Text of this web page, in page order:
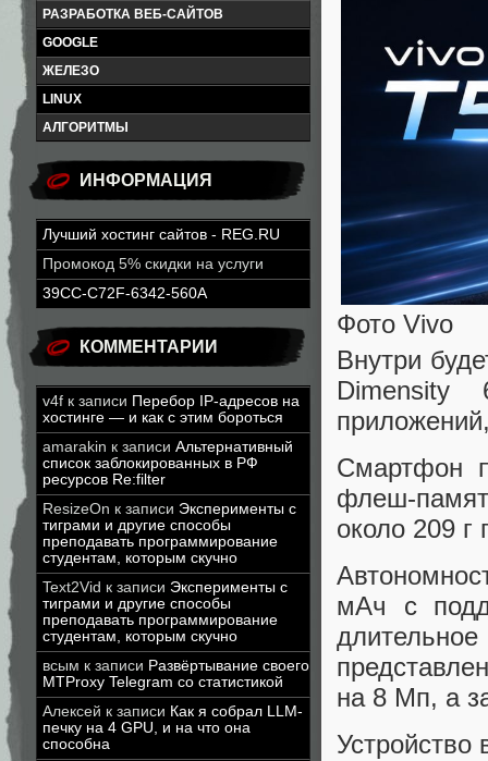
РАЗРАБОТКА ВЕБ-САЙТОВ
GOOGLE
ЖЕЛЕЗО
LINUX
АЛГОРИТМЫ
ИНФОРМАЦИЯ
Лучший хостинг сайтов - REG.RU
Промокод 5% скидки на услуги
39CC-C72F-6342-560A
КОММЕНТАРИИ
v4f к записи Перебор IP-адресов на
хостинге — и как с этим бороться
amarakin к записи Альтернативный
список заблокированных в РФ
ресурсов Re:filter
ResizeOn к записи Эксперименты с
тиграми и другие способы
преподавать программирование
студентам, которым скучно
Text2Vid к записи Эксперименты с
тиграми и другие способы
преподавать программирование
студентам, которым скучно
всым к записи Развёртывание своего
MTProxy Telegram со статистикой
Алексей к записи Как я собрал LLM-
печку на 4 GPU, и на что она
способна
Фото Vivo
Внутри
Dimensity
Смартфон
флеш-
около 209 г
мАч с
на 8 Мп, а
Устройство